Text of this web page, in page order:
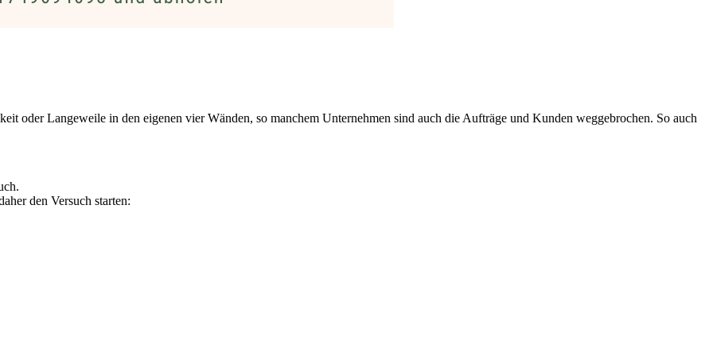
oder Langeweile in den eigenen vier Wänden, so manchem Unternehmen sind auch die Aufträge und Kunden weggebrochen. So auch
den Versuch starten: